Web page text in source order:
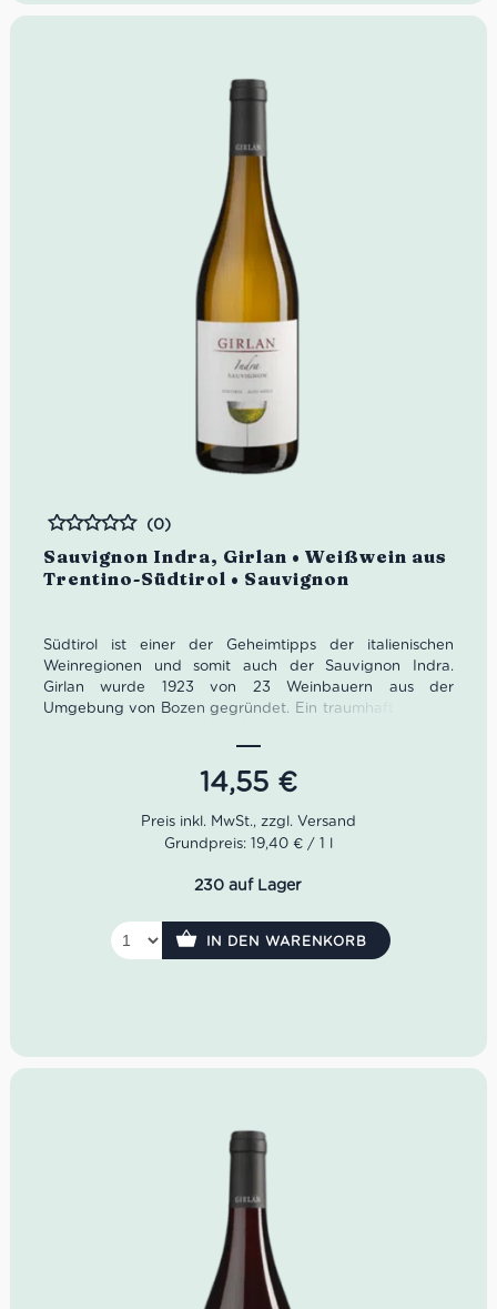
Sauvignon Indra, Girlan • Weißwein aus
Trentino-Südtirol • Sauvignon
Bewertet
(0)
Südtirol ist einer der Geheimtipps der italienischen
Weinregionen und somit auch der Sauvignon Indra.
Girlan wurde 1923 von 23 Weinbauern aus der
Umgebung von Bozen gegründet. Ein traumhaft schöner
Die alten Gemäuer der Kellergänge bieten optimale
Bedingungen für die Lagerung der Weine. Heute sind
etwa 200 Winzerfamilien Teil von Girlan. Kellermeister
Gerhard Kofler pflegt dafür einen regen Austausch.
Geruch: Holunder, Gras, weiße Johannisbeere
Geschmack: frisch, straff, Säure und Frucht gut
ausbalanciert
14,55 €
Grundpreis: 19,40 € / 1 l
230 auf Lager
IN DEN WARENKORB